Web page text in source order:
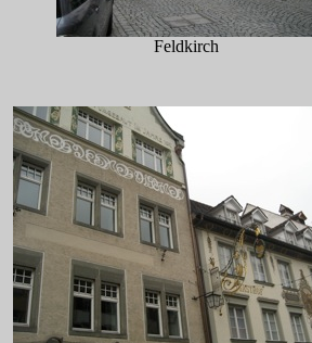
Feldkirch